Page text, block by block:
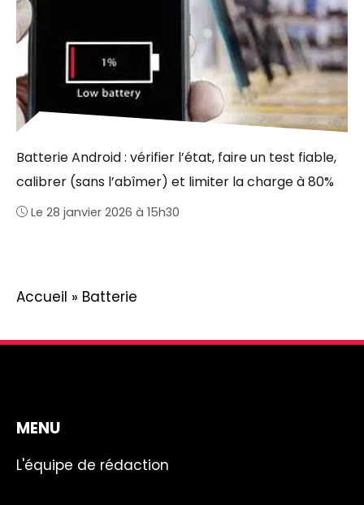
Batterie Android : vérifier l’état, faire un test fiable,
calibrer (sans l’abîmer) et limiter la charge à 80%
Le 28 janvier 2026 à 15h30
Accueil » Batterie
MENU
L'équipe de rédaction